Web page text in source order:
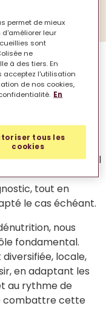
contre la
aujourd’hui 2
particulièrement
cette maladie, il
à la fois de
tout en
le cas échéant.
nous
fondamental.
locale,
en adaptant les
au rythme de
combattre cette
permet de mieux
leur
sont
ne
à des tiers. En
acceptez l'utilisation
de nos cookies,
En
tous les
cookies